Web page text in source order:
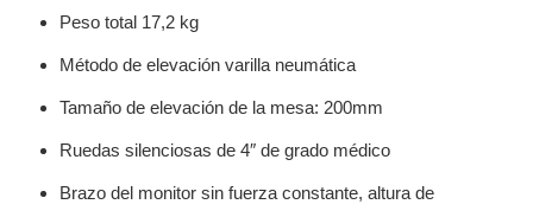
Peso total 17,2 kg
Método de elevación varilla neumática
Tamaño de elevación de la mesa: 200mm
Ruedas silenciosas de 4″ de grado médico
Brazo del monitor sin fuerza constante, altura de